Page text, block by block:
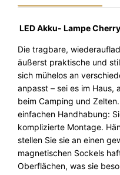
m
e
C
h
e
r
r
y
N
e
w
LED Akku- Lampe Cherry
Die tragbare,
äußerst praktische und
sich mühelos an
anpasst – sei es im Haus,
beim Camping und
einfachen Handhabung:
komplizierte Montage.
stellen Sie sie an einen
magnetischen Sockels
Oberflächen, was sie